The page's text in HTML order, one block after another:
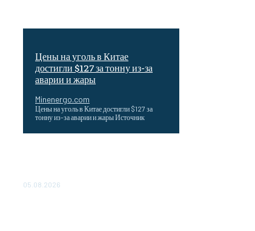
Цены на уголь в Китае
достигли $127 за тонну из-за
аварии и жары
Minenergo.com
Цены на уголь в Китае достигли $127 за
тонну из-за аварии и жары Источник
05.08.2026